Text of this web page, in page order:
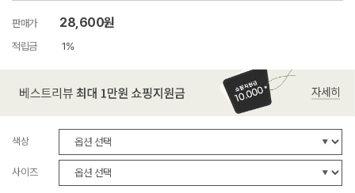
판매가 28,600원
적립금 1%
색상
사이즈